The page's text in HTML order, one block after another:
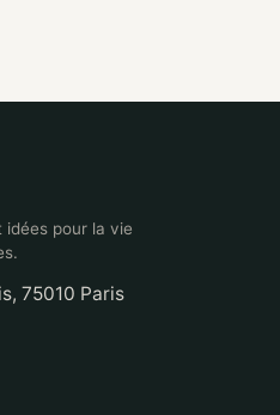
pour la vie
75010 Paris